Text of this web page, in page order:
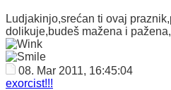
Ludjakinjo,srećan ti ovaj
dolikuje,budeš mažena i
08. Mar 2011, 16:45:04
exorcist!!!